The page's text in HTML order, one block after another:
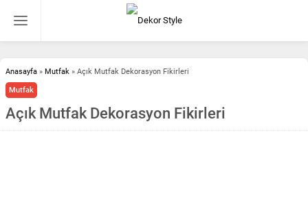
Anasayfa » Mutfak » Açık Mutfak Dekorasyon Fikirleri
Mutfak
Açık Mutfak Dekorasyon Fikirleri